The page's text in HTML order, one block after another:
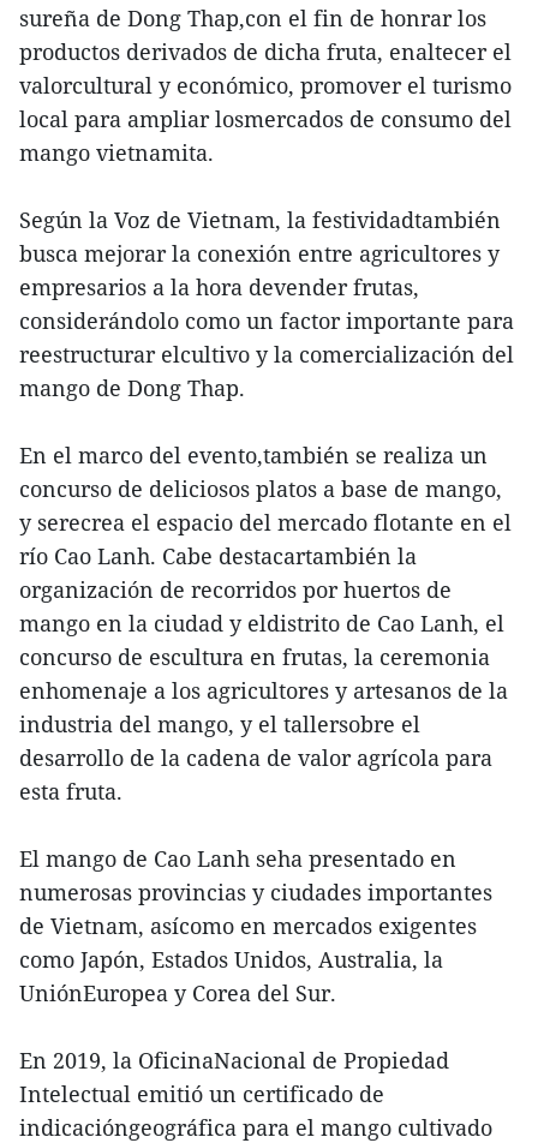
sureña de Dong Thap,con el fin de honrar los
productos derivados de dicha fruta, enaltecer el
valorcultural y económico, promover el turismo
local para ampliar losmercados de consumo del
mango vietnamita.
Según la Voz de Vietnam, la festividadtambién
busca mejorar la conexión entre agricultores y
empresarios a la hora devender frutas,
considerándolo como un factor importante para
reestructurar elcultivo y la comercialización del
mango de Dong Thap.
En el marco del evento,también se realiza un
concurso de deliciosos platos a base de mango,
y serecrea el espacio del mercado flotante en el
río Cao Lanh. Cabe destacartambién la
organización de recorridos por huertos de
mango en la ciudad y eldistrito de Cao Lanh, el
concurso de escultura en frutas, la ceremonia
enhomenaje a los agricultores y artesanos de la
industria del mango, y el tallersobre el
desarrollo de la cadena de valor agrícola para
esta fruta.
El mango de Cao Lanh seha presentado en
numerosas provincias y ciudades importantes
de Vietnam, asícomo en mercados exigentes
como Japón, Estados Unidos, Australia, la
UniónEuropea y Corea del Sur.
En 2019, la OficinaNacional de Propiedad
Intelectual emitió un certificado de
indicacióngeográfica para el mango cultivado